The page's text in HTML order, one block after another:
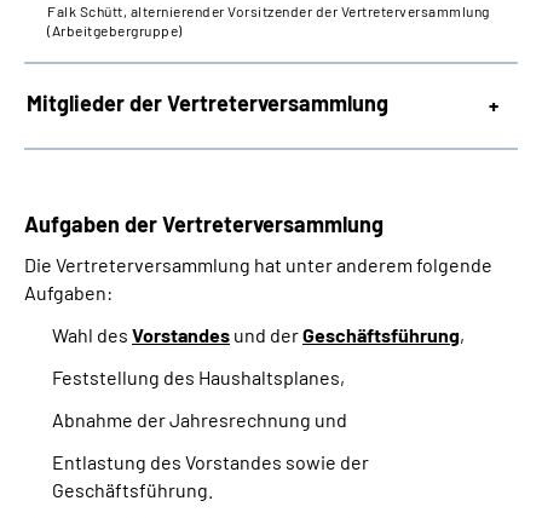
Falk Schütt, alternierender Vorsitzender der Vertreterversammlung
(Arbeitgebergruppe)
Mitglieder der Vertreterversammlung
Aufgaben der Vertreterversammlung
Die Vertreterversammlung hat unter anderem folgende
Aufgaben:
Wahl des Vorstandes und derGeschäftsführung,
Feststellung des Haushaltsplanes,
Abnahme der Jahresrechnung und
Entlastung des Vorstandes sowie der
Geschäftsführung.